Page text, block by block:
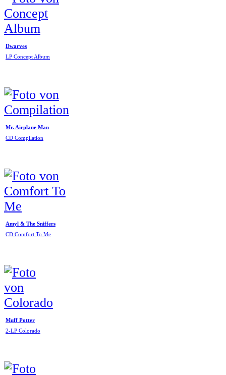
Dwarves
LP Concept Album
Mr. Airplane Man
CD Compilation
Amyl & The Sniffers
CD Comfort To Me
Muff Potter
2-LP Colorado